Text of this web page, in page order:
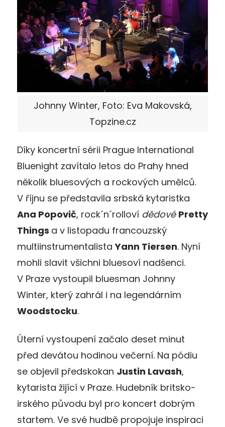
Johnny Winter, Foto: Eva Makovská,
Topzine.cz
Díky koncertní sérii Prague International
Bluenight zavítalo letos do Prahy hned
několik bluesových a rockových umělců.
V říjnu se představila srbská kytaristka
Ana Popovič, rock´n´rolloví dědové Pretty
Things a v listopadu francouzský
multiinstrumentalistaYann Tiersen. Nyní
mohli slavit všichni bluesoví nadšenci.
V Praze vystoupil bluesman Johnny
Winter, který zahrál i na legendárním
Woodstocku.
Úterní vystoupení začalo deset minut
před devátou hodinou večerní. Na pódiu
se objevil předskokan Justin Lavash,
kytarista žijící v Praze. Hudebník britsko-
irského původu byl pro koncert dobrým
startem. Ve své hudbě propojuje inspiraci